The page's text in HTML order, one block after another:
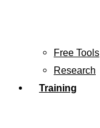
Free Tools
Research
Training